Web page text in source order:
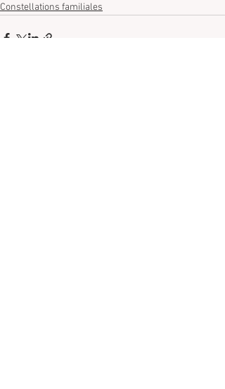
Constellations familiales